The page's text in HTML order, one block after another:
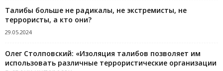
Талибы больше не радикалы, не экстремисты, не
террористы, а кто они?
29.05.2024
Олег Столповский: «Изоляция талибов позволяет им
использовать различные террористические организации